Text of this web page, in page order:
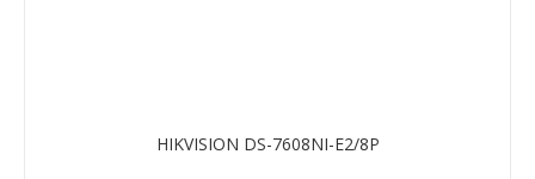
HIKVISION DS-7608NI-E2/8P